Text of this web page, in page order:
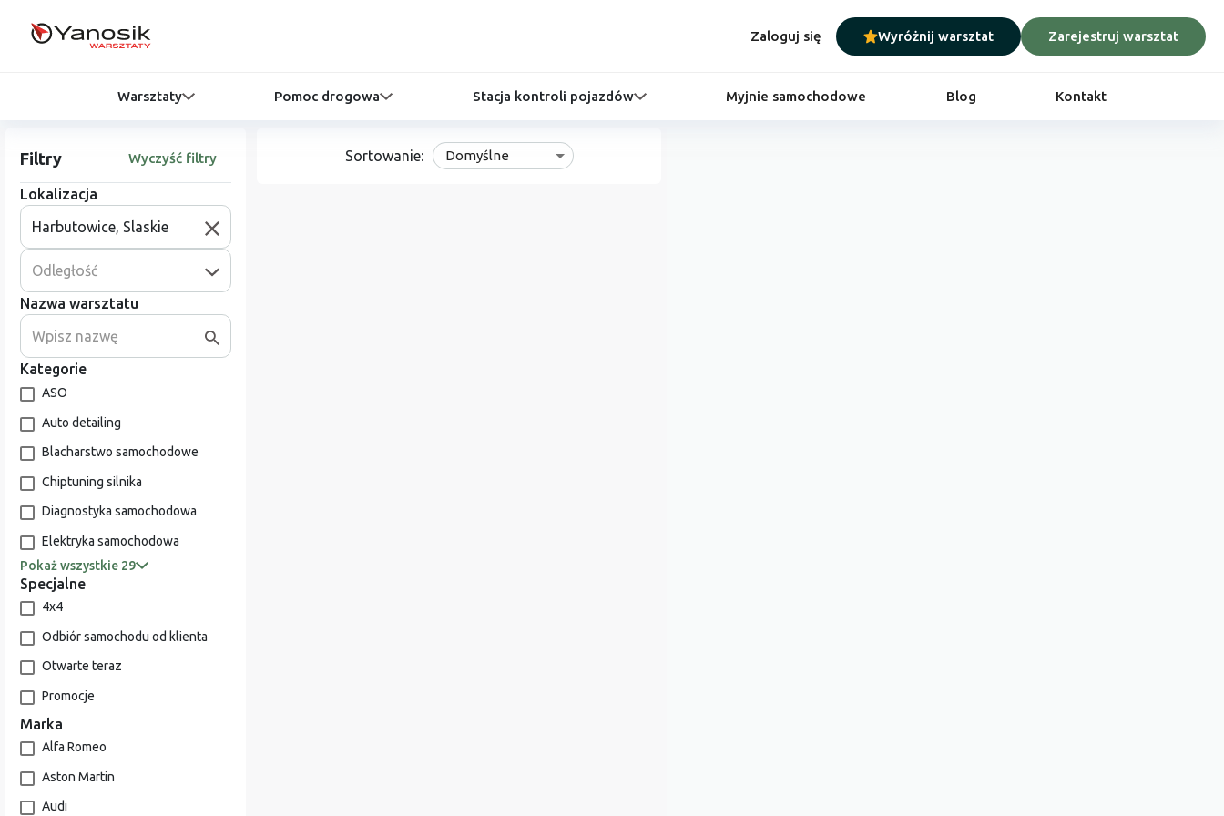
Zaloguj się Wyróżnij warsztat Zarejestruj warsztat
Warsztaty Pomoc drogowa Stacja kontroli pojazdów Myjnie samochodowe Blog Kontakt
Filtry Wyczyść filtry
Lokalizacja
Odległość
Nazwa warsztatu
Kategorie
ASO
Auto detailing
Blacharstwo samochodowe
Chiptuning silnika
Diagnostyka samochodowa
Elektryka samochodowa
Pokaż wszystkie 29
Specjalne
4x4
Odbiór samochodu od klienta
Otwarte teraz
Promocje
Marka
Alfa Romeo
Aston Martin
Audi
Sortowanie: Domyślne